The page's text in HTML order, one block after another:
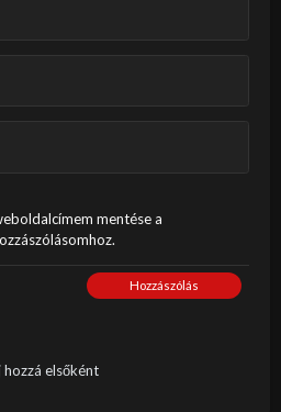
mentése a
Hozzászólás
hozzá elsőként